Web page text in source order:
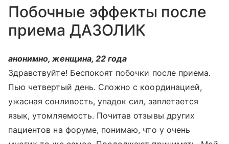
Побочные эффекты после
приема ДАЗОЛИК
анонимно, женщина, 22 года
Здравствуйте! Беспокоят побочки после приема.
Пью четвертый день. Сложно с координацией,
ужасная сонливость, упадок сил, заплетается
язык, утомляемость. Почитав отзывы других
пациентов на форуме, понимаю, что у очень